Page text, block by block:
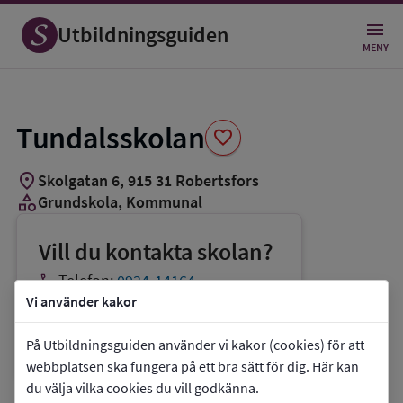
Vi använder kakor
På Utbildningsguiden använder vi kakor (cookies) för att
webbplatsen ska fungera på ett bra sätt för dig. Här kan
du välja vilka cookies du vill godkänna.
Utbildningsguiden MENY
Tundalsskolan favorite
Spara
som
favorit
location_on Skolgatan 6, 915 31 Robertsfors
categoryGrundskola, Kommunal
Vill du kontakta skolan?
phoneTelefon:0934-14164
mailE-post: kommun@robertsfors.se
linkWebbplats:Tundalsskolan